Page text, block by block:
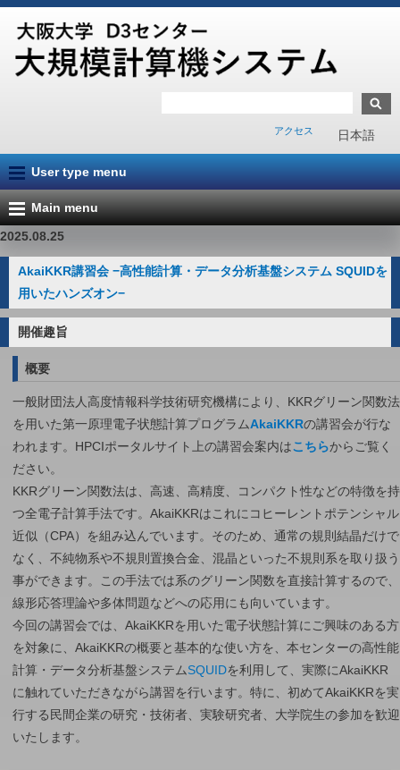
日本語
アクセス
User type menu
Main menu
2025.08.25
AkaiKKR講習会 −高性能計算・データ分析基盤システム SQUIDを
用いたハンズオン−
開催趣旨
概要
一般財団法人高度情報科学技術研究機構により、KKRグリーン関数法
を用いた第一原理電子状態計算プログラムAkaiKKRの講習会が行な
われます。HPCIポータルサイト上の講習会案内はこちらからご覧く
ださい。
KKRグリーン関数法は、高速、高精度、コンパクト性などの特徴を持
つ全電子計算手法です。AkaiKKRはこれにコヒーレントポテンシャル
近似（CPA）を組み込んでいます。そのため、通常の規則結晶だけで
なく、不純物系や不規則置換合金、混晶といった不規則系を取り扱う
事ができます。この手法では系のグリーン関数を直接計算するので、
線形応答理論や多体問題などへの応用にも向いています。
今回の講習会では、AkaiKKRを用いた電子状態計算にご興味のある方
を対象に、AkaiKKRの概要と基本的な使い方を、本センターの高性能
計算・データ分析基盤システムSQUIDを利用して、実際にAkaiKKR
に触れていただきながら講習を行います。特に、初めてAkaiKKRを実
行する民間企業の研究・技術者、実験研究者、大学院生の参加を歓迎
いたします。